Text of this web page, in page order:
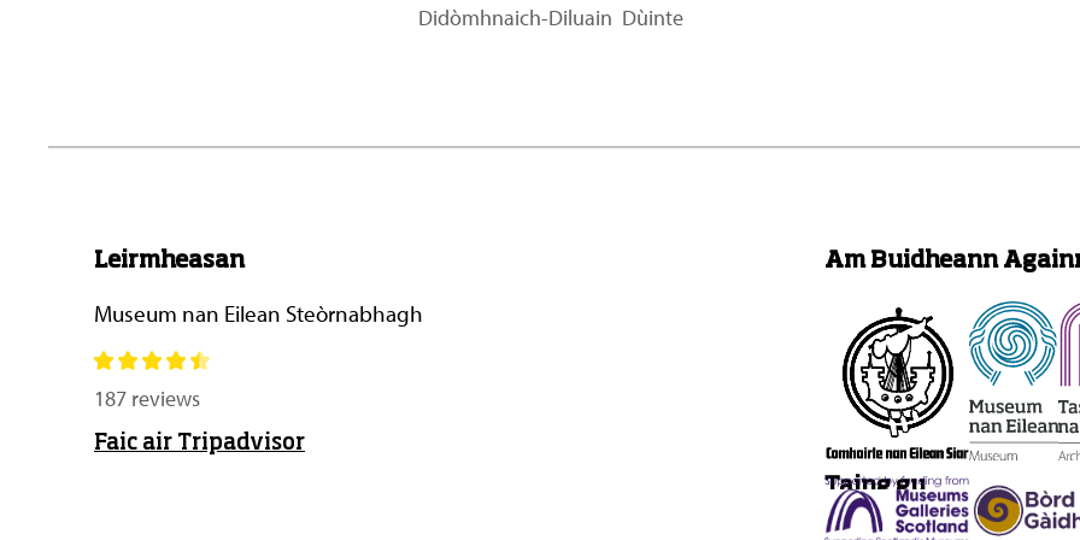
Didòmhnaich-Diluain Dùinte
Leirmheasan
Museum nan Eilean Steòrnabhagh
187 reviews
Faic air Tripadvisor
Am Buidheann
Taing gu